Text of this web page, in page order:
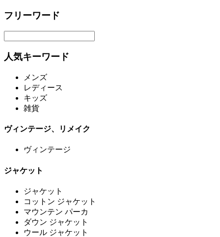
フリーワード
人気キーワード
メンズ
レディース
キッズ
雑貨
ヴィンテージ、リメイク
ヴィンテージ
ジャケット
ジャケット
コットン ジャケット
マウンテン パーカ
ダウン ジャケット
ウール ジャケット